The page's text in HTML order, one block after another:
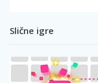
Slične igre